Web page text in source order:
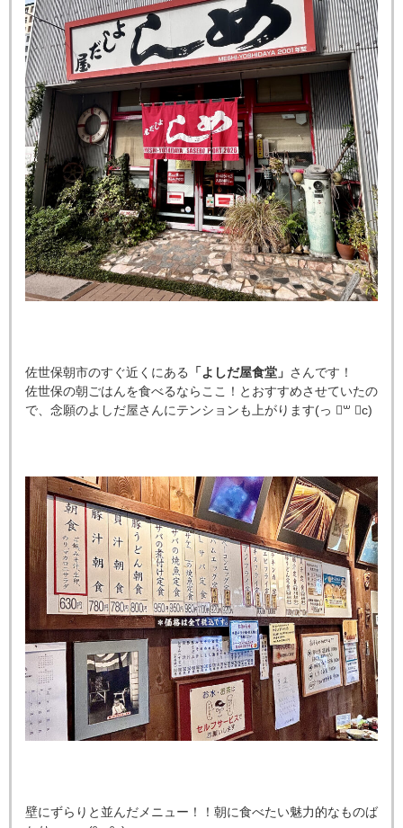
佐世保朝市のすぐ近くにある 「よしだ屋食堂」 さんです！
佐世保の朝ごはんを食べるならここ！とおすすめさせていたの
で、念願のよしだ屋さんにテンションも上がります(っ ॑ ꒳ ॑c)
壁にずらりと並んだメニュー！！朝に食べたい魅力的なものば